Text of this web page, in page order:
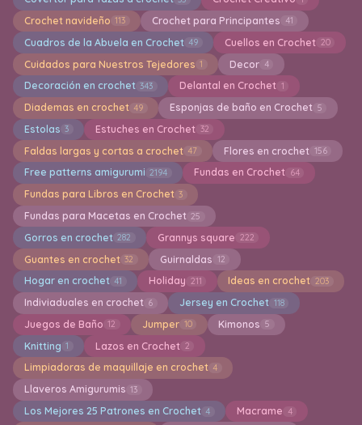
Crochet navideño 113 Crochet para Principantes 41
Cuadros de la Abuela en Crochet 49 Cuellos en Crochet 20
Cuidados para Nuestros Tejedores 1 Decor 4
Decoración en crochet 343 Delantal en Crochet 1
Diademas en crochet 49 Esponjas de baño en Crochet 5
Estolas 3 Estuches en Crochet 32
Faldas largas y cortas a crochet 47 Flores en crochet 156
Free patterns amigurumi 2194 Fundas en Crochet 64
Fundas para Libros en Crochet 3
Fundas para Macetas en Crochet 25
Gorros en crochet 282 Grannys square 222
Guantes en crochet 32 Guirnaldas 12
Hogar en crochet 41 Holiday 211 Ideas en crochet 203
Indiviaduales en crochet 6 Jersey en Crochet 118
Juegos de Baño 12 Jumper 10 Kimonos 5
Knitting 1 Lazos en Crochet 2
Limpiadoras de maquillaje en crochet 4
Llaveros Amigurumis 13
Los Mejores 25 Patrones en Crochet 4 Macrame 4